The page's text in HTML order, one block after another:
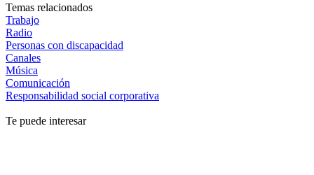
Temas relacionados
Trabajo
Radio
Personas con discapacidad
Canales
Música
Comunicación
Responsabilidad social corporativa
Te puede interesar